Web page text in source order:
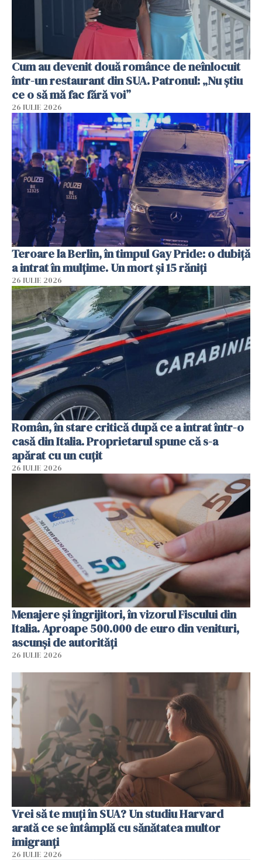
Cum au devenit două românce de neînlocuit
într-un restaurant din SUA. Patronul: „Nu știu
ce o să mă fac fără voi”
26 IULIE 2026
Teroare la Berlin, în timpul Gay Pride: o dubiță
a intrat în mulțime. Un mort și 15 răniți
26 IULIE 2026
Român, în stare critică după ce a intrat într-o
casă din Italia. Proprietarul spune că s-a
apărat cu un cuțit
26 IULIE 2026
Menajere și îngrijitori, în vizorul Fiscului din
Italia. Aproape 500.000 de euro din venituri,
ascunși de autorități
26 IULIE 2026
Vrei să te muți în SUA? Un studiu Harvard
arată ce se întâmplă cu sănătatea multor
imigranți
26 IULIE 2026